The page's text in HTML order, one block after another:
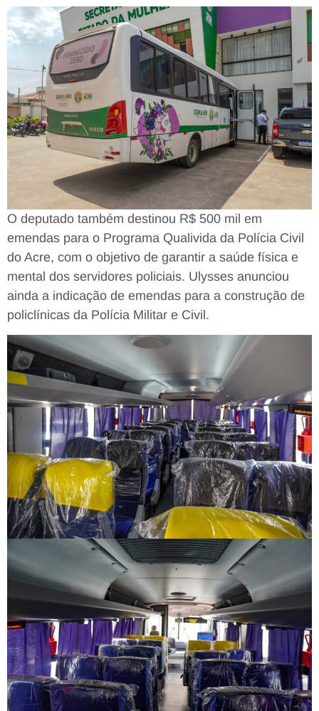
O deputado também destinou R$ 500 mil em
emendas para o Programa Qualivida da Polícia Civil
do Acre, com o objetivo de garantir a saúde física e
mental dos servidores policiais. Ulysses anunciou
ainda a indicação de emendas para a construção de
policlínicas da Polícia Militar e Civil.